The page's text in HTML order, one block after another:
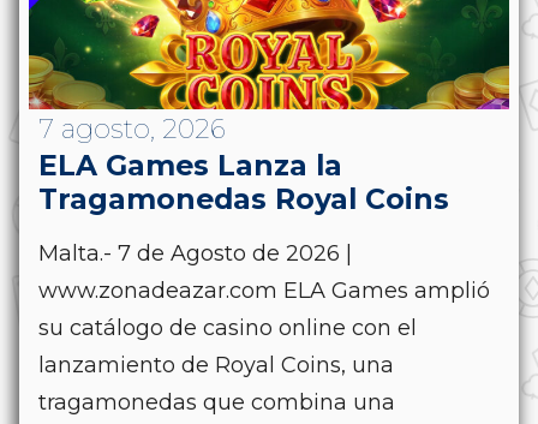
7 agosto, 2026
ELA Games Lanza la
Tragamonedas Royal Coins
Malta.- 7 de Agosto de 2026 |
www.zonadeazar.com ELA Games amplió
su catálogo de casino online con el
lanzamiento de Royal Coins, una
tragamonedas que combina una